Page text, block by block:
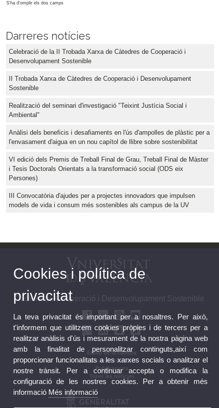
S'ha d'omplir els dos camps
Darreres notícies
Celebració de la II Trobada Xarxa de Càtedres de Cooperació i
Desenvolupament Sostenible
II Trobada Xarxa de Càtedres de Cooperació i Desenvolupament
Sostenible
Realització del seminari d'investigació "Teixint Justícia Social i
Ambiental"
Anàlisi dels beneficis i desafiaments en l'ús d'ampolles de plàstic per a
l'envasament d'aigua en un nou capítol de llibre sobre sostenibilitat
VI edició dels Premis de Treball Final de Grau, Treball Final de Màster
i Tesis Doctorals Orientats a la transformació social (ODS eix
Persones)
III Convocatòria d'ajudes per a projectes innovadors que impulsen
models de vida i consum més sostenibles als campus de la UV
Càtedra de Cooperació i Desenvolupament Sostenible
Equip de la càtedra
Ubicació i contacte
Publicacions
Totes les notícies
Cookies i política de
privacitat
La teva privacitat és important per a nosaltres. Per això,
t'informem que utilitzem cookies pròpies i de tercers per a
realitzar anàlisis d'ús i mesurament de la nostra pàgina web
amb la finalitat de personalitzar continguts,així com
proporcionar funcionalitats a les xarxes socials o analitzar el
nostre trànsit. Per a continuar accepta o modifica la
configuració de les nostres cookies. Per a obtenir més
informació Més informació